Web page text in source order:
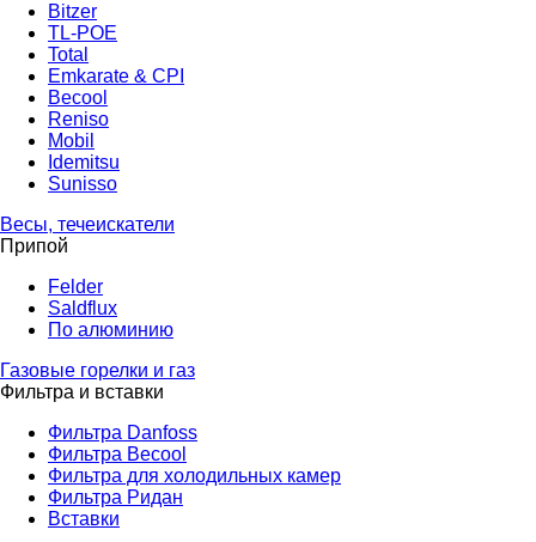
Bitzer
TL-POE
Total
Emkarate & CPI
Becool
Reniso
Mobil
Idemitsu
Sunisso
Весы, течеискатели
Припой
Felder
Saldflux
По алюминию
Газовые горелки и газ
Фильтра и вставки
Фильтра Danfoss
Фильтра Becool
Фильтра для холодильных камер
Фильтра Ридан
Вставки